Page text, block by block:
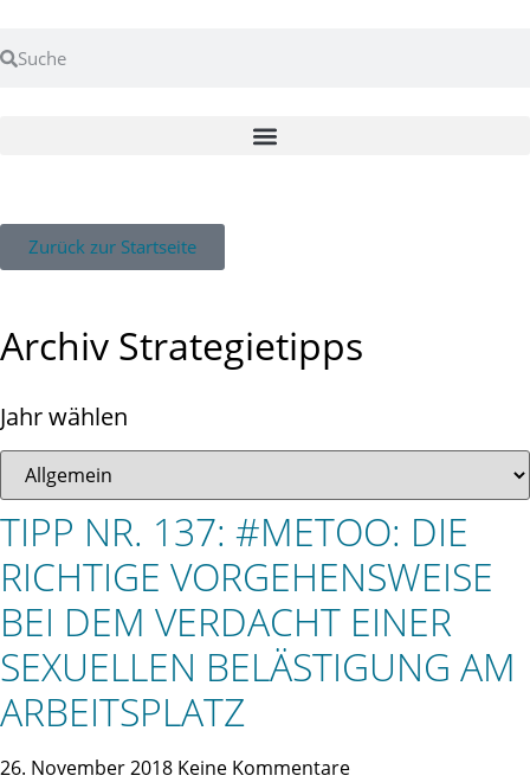
Zurück zur Startseite
Archiv Strategietipps
Jahr wählen
TIPP NR. 137: #METOO: DIE
RICHTIGE VORGEHENSWEISE
BEI DEM VERDACHT EINER
SEXUELLEN BELÄSTIGUNG AM
ARBEITSPLATZ
26. November 2018 Keine Kommentare